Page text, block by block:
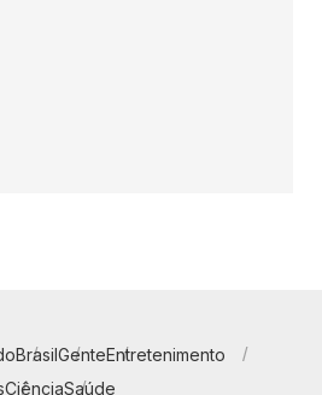
BrasilGenteEntretenimento
CiênciaSaúde